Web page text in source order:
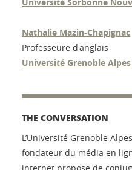
Nathalie Mazin-Chapignac
Professeure d'anglais
Université Grenoble Alpes
THE CONVERSATION
L’Université Grenoble
fondateur du média en